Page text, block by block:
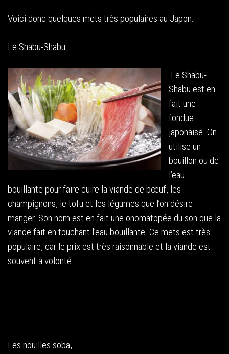
Voici donc quelques mets très populaires au Japon.
Le Shabu-Shabu :
Le Shabu-
Shabu est en
fait une
fondue
japonaise. On
utilise un
bouillon ou de
l’eau
bouillante pour faire cuire la viande de bœuf, les
champignons, le tofu et les légumes que l’on désire
manger. Son nom est en fait une onomatopée du son que la
viande fait en touchant l’eau bouillante. Ce mets est très
populaire, car le prix est très raisonnable et la viande est
souvent à volonté.
Les nouilles soba,